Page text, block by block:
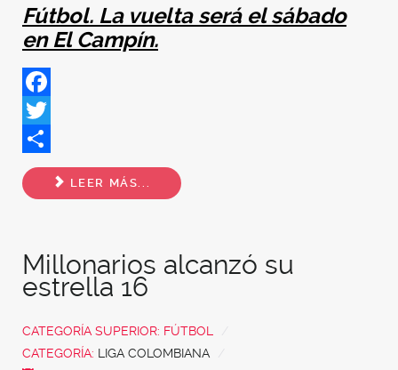
Fútbol. La vuelta será el sábado
en El Campín.
Facebook
Twitter
Share
LEER MÁS...
Millonarios alcanzó su
estrella 16
CATEGORÍA SUPERIOR: FÚTBOL
CATEGORÍA: LIGA COLOMBIANA